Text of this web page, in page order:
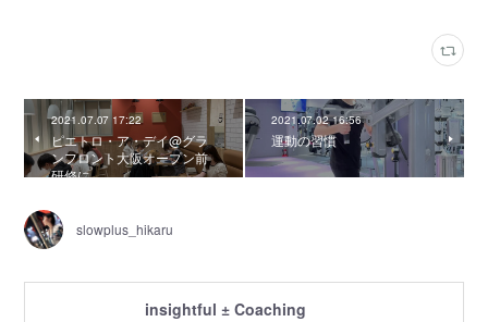
2021.07.07 17:22
ピエトロ・ア・デイ@グラ
ンフロント大阪オープン前
研修に
2021.07.02 16:56
運動の習慣
slowplus_hikaru
insightful ± Coaching